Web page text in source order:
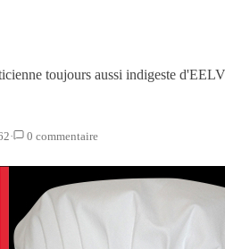
toujours aussi indigeste d'EELV
· 0 commentaire